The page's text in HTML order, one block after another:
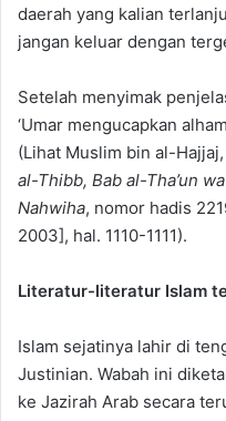
daerah yang kalian
jangan keluar dengan
Setelah menyimak
‘Umar mengucapkan
(Lihat Muslim bin al-Hajjaj,
al-Thibb, Bab al-Tha’un
Nahwiha, nomor hadis
2003], hal. 1110-1111).
Literatur-literatur Islam
Islam sejatinya lahir di
Justinian. Wabah ini
ke Jazirah Arab secara